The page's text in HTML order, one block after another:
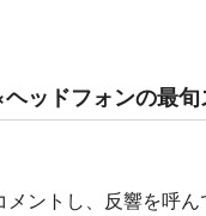
ッドフォンの最
メントし、反響を呼